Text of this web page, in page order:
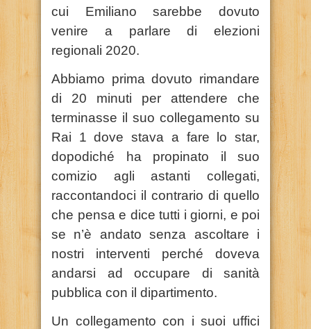
cui Emiliano sarebbe dovuto
venire a parlare di elezioni
regionali 2020.
Abbiamo prima dovuto rimandare
di 20 minuti per attendere che
terminasse il suo collegamento su
Rai 1 dove stava a fare lo star,
dopodiché ha propinato il suo
comizio agli astanti collegati,
raccontandoci il contrario di quello
che pensa e dice tutti i giorni, e poi
se n’è andato senza ascoltare i
nostri interventi perché doveva
andarsi ad occupare di sanità
pubblica con il dipartimento.
Un collegamento con i suoi uffici